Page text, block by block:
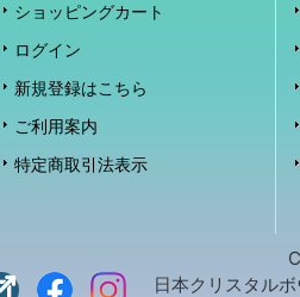
ショッピングカート
ログイン
新規登録はこちら
ご利用案内
特定商取引法表示
日本クリスタル